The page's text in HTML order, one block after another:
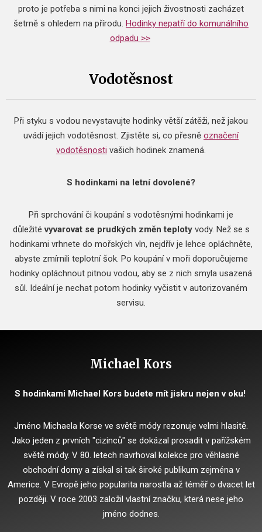
proto je potřeba s nimi na konci jejich živostnosti zacházet
šetrně s ohledem na přírodu. Hodinky nepatří do komunálního
odpadu >>
Vodotěsnost
Při styku s vodou nevystavujte hodinky větší zátěži, než jakou
uvádí jejich vodotěsnost. Zjistěte si, co přesně označení
vodotěsnosti vašich hodinek znamená.
S hodinkami na letní dovolené?
Při sprchování či koupání s vodotěsnými hodinkami je
důležitévyvarovat se prudkých změn teploty vody. Než se s
hodinkami vrhnete do mořských vln, nejdřív je lehce opláchněte,
abyste zmírnili teplotní šok. Po koupání v moři doporučujeme
hodinky opláchnout pitnou vodou, aby se z nich smyla usazená
sůl. Ideální je nechat potom hodinky vyčistit v autorizovaném
servisu.
Michael Kors
S hodinkami Michael Kors budete mít jiskru nejen v oku!
Jméno Michaela Korse ve světě módy rezonuje velmi hlasitě.
Jako jeden z prvních "cizinců" se dokázal prosadit v pařížském
světě módy. V 80. letech navrhoval kolekce pro věhlasné
obchodní domy a získal si tak široké publikum zejména v
Americe. V Evropě jeho popularita narostla až téměř o dvacet let
později. V roce 2003 založil vlastní značku, která nese jeho
jméno dodnes.